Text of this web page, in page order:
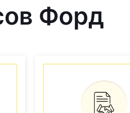
Форд